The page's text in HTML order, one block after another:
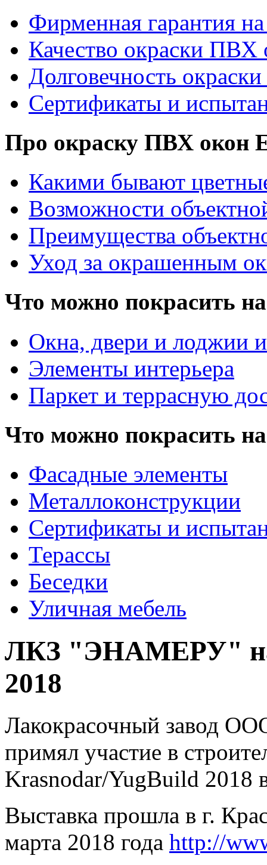
Фирменная гарантия
Качество окраски ПВХ
Долговечность
Сертификаты и
Про окраску ПВХ окон
Какими бывают
Возможности
Преимущества
Уход за окрашенным
Что можно покрасить
Окна, двери и лоджии
Элементы интерьера
Паркет и террасную
Что можно покрасить на
Фасадные элементы
Металлоконструкции
Сертификаты и
Терассы
Беседки
Уличная мебель
ЛКЗ "ЭНАМЕРУ" на
2018
Лакокрасочный завод
примял участие в
Krasnodar/YugBuild 2018
Выставка прошла в г.
марта 2018 года http://